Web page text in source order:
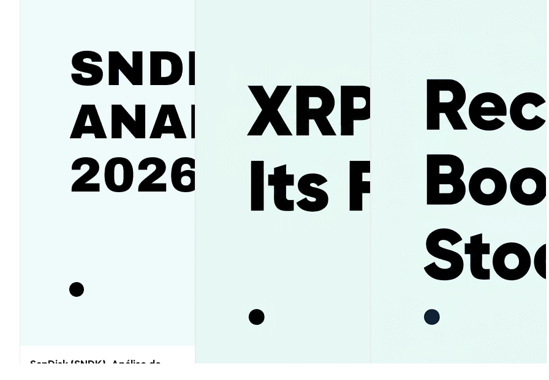
SanDisk (SNDK): Análise de